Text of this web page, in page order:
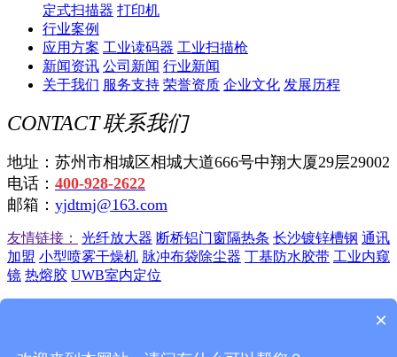
定式扫描器 打印机
行业案例
应用方案 工业读码器 工业扫描枪
新闻资讯 公司新闻 行业新闻
关于我们 服务支持 荣誉资质 企业文化 发展历程
CONTACT联系我们
地址：苏州市相城区相城大道666号中翔大厦29层29002
电话： 400-928-2622
邮箱： yjdtmj@163.com
友情链接： 光纤放大器 断桥铝门窗隔热条 长沙镀锌槽钢 通讯
加盟 小型喷雾干燥机 脉冲布袋除尘器 丁基防水胶带 工业内窥
镜 热熔胶 UWB室内定位
×